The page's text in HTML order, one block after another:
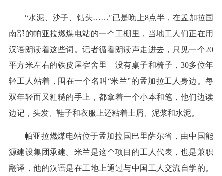
“水泥、沙子、钻头……”已是晚上8点半，在孟加拉国
南部的帕亚拉燃煤电站的一个工棚里，当地工人们正在用
汉语朗读着这些词。记者循着朗读声走进去，只见一个20
平方米左右的铁皮屋宿舍里，没有桌子和椅子，30多位年
轻工人站着，围在一个名叫“米兰”的孟加拉工人身边。每
双年轻而又粗糙的手上，都拿着一个小本和笔，他们边读
边记，头发、鞋子和衣服上还粘着土屑、泥浆和水泥。
帕亚拉燃煤电站位于孟加拉国巴里萨尔省，由中国能
源建设集团承建。米兰是这个项目的工人代表，也是兼职
翻译，他的汉语是在工地上通过与中国工人交流自学的。